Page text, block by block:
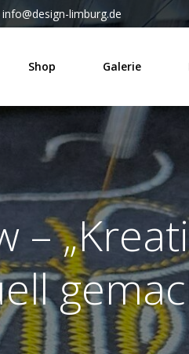
info@design-limburg.de
Shop Galerie
–